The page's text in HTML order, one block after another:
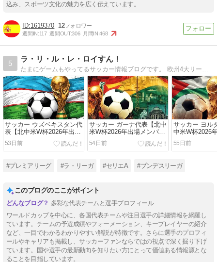
込み、スポーツ文化の魅力を広く伝えています。
1619370 12
週間IN:117 週間OUT:306 月間IN:468
5
ラ・リ・ル・レ・ロイすん！
たまにゲームもやってるサッカー情報ブログです。 欧州4大リーグのチーム名鑑から年代別ベストイレブン、注目の若手選手まで、さまざまな特集記事をお届けします。
サッカー ウズベキスタン代
表【北中米W杯2026年出場
メンバー・フォーメーショ
ン・スタメン】
53日前
サッカー ガーナ代表【北中
米W杯2026年出場メンバ
ー・フォーメーション・ス
タメン】
54日前
サッカー ヨル
中米W杯2026
ー・フォーメ
タメン】
55日前
#プレミアリーグ #ラ・リーガ #セリエA #ブンデスリーガ
このブログのここがポイント
多彩な代表チームと選手プロフィール
ワールドカップを中心に、各国代表チームや注目選手の詳細情報を網羅し
ています。チームの予選成績やフォーメーション、キープレイヤーの紹介
など、一目でわかるわかりやすい解説が特徴です。さらに選手のプロフィ
ールやキャリアも掲載し、サッカーファンならではの視点で深く掘り下げ
ています。国や選手の最新動向を知りたい方にとって価値ある情報源とな
ることを目指しています。